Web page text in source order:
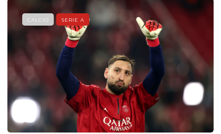
CALCIO SERIE A